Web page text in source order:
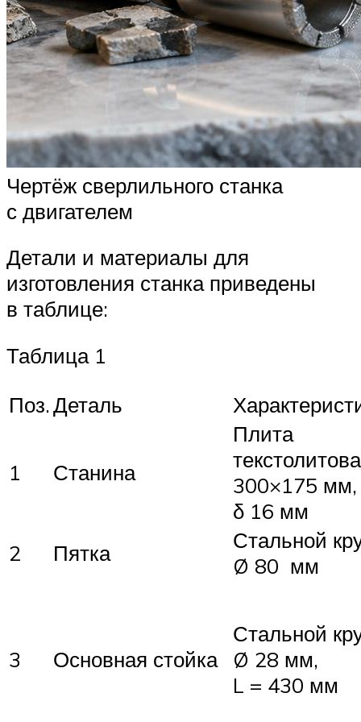
Чертёж сверлильного станка
с двигателем
Детали и материалы для
изготовления станка приведены
в таблице:
Таблица 1
Поз.Деталь
1 Станина
Плита
300×175 мм,
δ 16 мм
2
Пятка
Стальной
Ø 80 мм
3 Основная стойка
Стальной
Ø 28 мм,
L = 430 мм